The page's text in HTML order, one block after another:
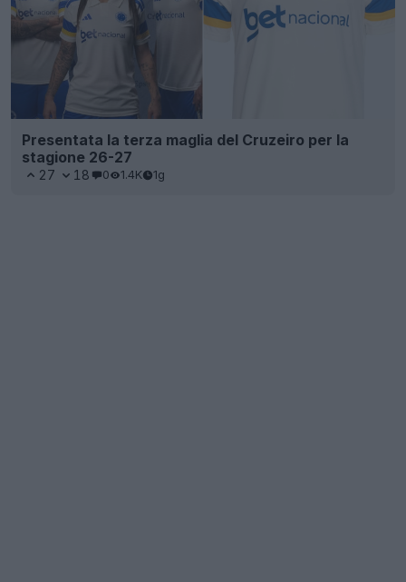
Presentata la terza maglia del Cruzeiro per la
stagione 26-27
27 18 0 1.4K 1g